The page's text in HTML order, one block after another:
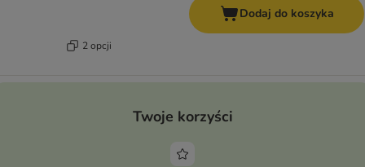
2 opcji
Dodaj do koszyka
Twoje korzyści